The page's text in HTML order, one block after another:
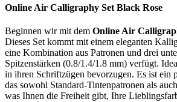
Online Air Calligraphy Set Black Rose
Beginnen wir mit dem Online Air
Dieses Set kommt mit einem eleganten
eine Kombination aus Patronen und drei
Spitzenstärken (0.8/1.4/1.8 mm) verfügt.
in ihren Schriftzügen bevorzugen. Es ist ein
das sowohl Standard-Tintenpatronen als
was Ihnen die Freiheit gibt, Ihre